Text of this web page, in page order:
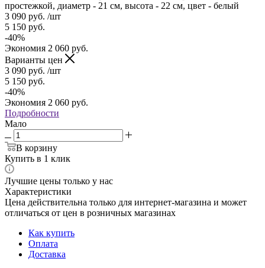
простежкой, диаметр - 21 см, высота - 22 см, цвет - белый
3 090 руб. /шт
5 150 руб.
-40%
Экономия 2 060 руб.
Варианты цен
3 090 руб. /шт
5 150 руб.
-40%
Экономия 2 060 руб.
Подробности
Мало
В корзину
Купить в 1 клик
Лучшие цены только у нас
Характеристики
Цена действительна только для интернет-магазина и может
отличаться от цен в розничных магазинах
Как купить
Оплата
Доставка